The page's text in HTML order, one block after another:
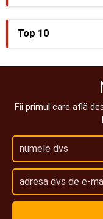
Top 10
Fii primul care află